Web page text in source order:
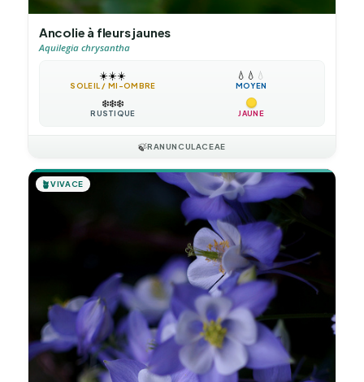
Ancolie à fleurs jaunes
Aquilegia chrysantha
☀️☀️☀️
SOLEIL / MI-OMBRE
💧 💧 💧
MOYEN
❄️❄️❄️
RUSTIQUE JAUNE
🍃RANUNCULACEAE
🪴VIVACE